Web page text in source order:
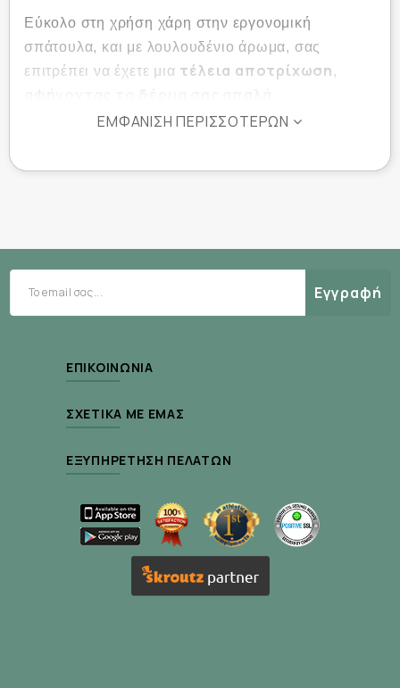
Εύκολο στη χρήση χάρη στην εργονομική
σπάτουλα, και με λουλουδένιο άρωμα, σας
επιτρέπει να έχετε μια τέλεια αποτρίχωση ,
αρωματισμένο.
H «Cera di Cupra Face Cream, είναι ο ιδανικός
Περιέχουν κερί μέλισσας μεμαλακτική και
θρεπτική δράση
που έχει
καταπραϋντικές ιδιότητες.
είναι κατάλληλη και για
Προφυλάξεις :
Το προϊόν είναι κατάλληλο για αφαίρεση
ανεπιθύμητης τριχοφυΐας από την περιοχή του
μπικίνι, μασχάλες, χεριών, ποδιών, πρόσωπο,
άνω χείλος και σαγόνι.
ΕΜΦΆΝΙΣΗ ΠΕΡΙΣΣΌΤΕΡΩΝ
Εγγραφή
ΕΠΙΚΟΙΝΩΝΊΑ
ΣΧΕΤΙΚΆ ΜΕ ΕΜΆΣ
ΕΞΥΠΗΡΈΤΗΣΗ ΠΕΛΑΤΏΝ